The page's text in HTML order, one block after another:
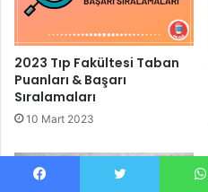
2023 Tıp Fakültesi Taban
Puanları & Başarı
Sıralamaları
10 Mart 2023